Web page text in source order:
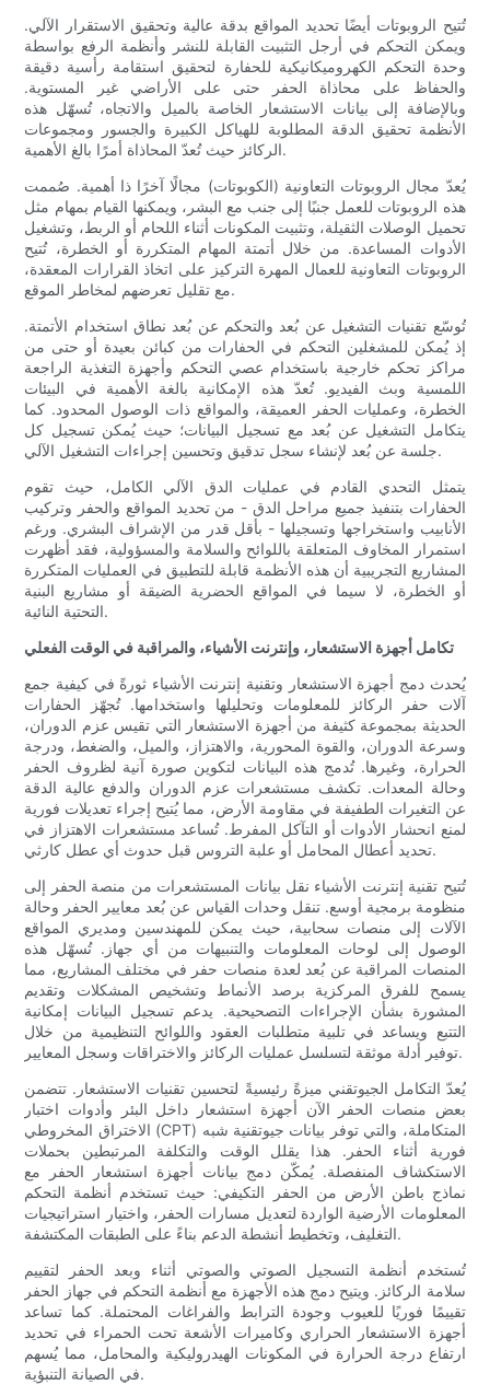
تُتيح الروبوتات أيضًا تحديد المواقع بدقة عالية وتحقيق الاستقرار الآلي.
ويمكن التحكم في أرجل التثبيت القابلة للنشر وأنظمة الرفع بواسطة
وحدة التحكم الكهروميكانيكية للحفارة لتحقيق استقامة رأسية دقيقة
والحفاظ على محاذاة الحفر حتى على الأراضي غير المستوية.
وبالإضافة إلى بيانات الاستشعار الخاصة بالميل والاتجاه، تُسهّل هذه
الأنظمة تحقيق الدقة المطلوبة للهياكل الكبيرة والجسور ومجموعات
الركائز حيث تُعدّ المحاذاة أمرًا بالغ الأهمية.
يُعدّ مجال الروبوتات التعاونية (الكوبوتات) مجالًا آخرًا ذا أهمية. صُممت
هذه الروبوتات للعمل جنبًا إلى جنب مع البشر، ويمكنها القيام بمهام مثل
تحميل الوصلات الثقيلة، وتثبيت المكونات أثناء اللحام أو الربط، وتشغيل
الأدوات المساعدة. من خلال أتمتة المهام المتكررة أو الخطرة، تُتيح
الروبوتات التعاونية للعمال المهرة التركيز على اتخاذ القرارات المعقدة،
مع تقليل تعرضهم لمخاطر الموقع.
تُوسّع تقنيات التشغيل عن بُعد والتحكم عن بُعد نطاق استخدام الأتمتة.
إذ يُمكن للمشغلين التحكم في الحفارات من كبائن بعيدة أو حتى من
مراكز تحكم خارجية باستخدام عصي التحكم وأجهزة التغذية الراجعة
اللمسية وبث الفيديو. تُعدّ هذه الإمكانية بالغة الأهمية في البيئات
الخطرة، وعمليات الحفر العميقة، والمواقع ذات الوصول المحدود. كما
يتكامل التشغيل عن بُعد مع تسجيل البيانات؛ حيث يُمكن تسجيل كل
جلسة عن بُعد لإنشاء سجل تدقيق وتحسين إجراءات التشغيل الآلي.
يتمثل التحدي القادم في عمليات الدق الآلي الكامل، حيث تقوم
الحفارات بتنفيذ جميع مراحل الدق - من تحديد المواقع والحفر وتركيب
الأنابيب واستخراجها وتسجيلها - بأقل قدر من الإشراف البشري. ورغم
استمرار المخاوف المتعلقة باللوائح والسلامة والمسؤولية، فقد أظهرت
المشاريع التجريبية أن هذه الأنظمة قابلة للتطبيق في العمليات المتكررة
أو الخطرة، لا سيما في المواقع الحضرية الضيقة أو مشاريع البنية
التحتية النائية.
تكامل أجهزة الاستشعار، وإنترنت الأشياء، والمراقبة في الوقت الفعلي
يُحدث دمج أجهزة الاستشعار وتقنية إنترنت الأشياء ثورةً في كيفية جمع
آلات حفر الركائز للمعلومات وتحليلها واستخدامها. تُجهّز الحفارات
الحديثة بمجموعة كثيفة من أجهزة الاستشعار التي تقيس عزم الدوران،
وسرعة الدوران، والقوة المحورية، والاهتزاز، والميل، والضغط، ودرجة
الحرارة، وغيرها. تُدمج هذه البيانات لتكوين صورة آنية لظروف الحفر
وحالة المعدات. تكشف مستشعرات عزم الدوران والدفع عالية الدقة
عن التغيرات الطفيفة في مقاومة الأرض، مما يُتيح إجراء تعديلات فورية
لمنع انحشار الأدوات أو التآكل المفرط. تُساعد مستشعرات الاهتزاز في
تحديد أعطال المحامل أو علبة التروس قبل حدوث أي عطل كارثي.
تُتيح تقنية إنترنت الأشياء نقل بيانات المستشعرات من منصة الحفر إلى
منظومة برمجية أوسع. تنقل وحدات القياس عن بُعد معايير الحفر وحالة
الآلات إلى منصات سحابية، حيث يمكن للمهندسين ومديري المواقع
الوصول إلى لوحات المعلومات والتنبيهات من أي جهاز. تُسهّل هذه
المنصات المراقبة عن بُعد لعدة منصات حفر في مختلف المشاريع، مما
يسمح للفرق المركزية برصد الأنماط وتشخيص المشكلات وتقديم
المشورة بشأن الإجراءات التصحيحية. يدعم تسجيل البيانات إمكانية
التتبع ويساعد في تلبية متطلبات العقود واللوائح التنظيمية من خلال
توفير أدلة موثقة لتسلسل عمليات الركائز والاختراقات وسجل المعايير.
يُعدّ التكامل الجيوتقني ميزةً رئيسيةً لتحسين تقنيات الاستشعار. تتضمن
بعض منصات الحفر الآن أجهزة استشعار داخل البئر وأدوات اختبار
الاختراق المخروطي (CPT) المتكاملة، والتي توفر بيانات جيوتقنية شبه
فورية أثناء الحفر. هذا يقلل الوقت والتكلفة المرتبطين بحملات
الاستكشاف المنفصلة. يُمكّن دمج بيانات أجهزة استشعار الحفر مع
نماذج باطن الأرض من الحفر التكيفي: حيث تستخدم أنظمة التحكم
المعلومات الأرضية الواردة لتعديل مسارات الحفر، واختيار استراتيجيات
التغليف، وتخطيط أنشطة الدعم بناءً على الطبقات المكتشفة.
تُستخدم أنظمة التسجيل الصوتي والصوتي أثناء وبعد الحفر لتقييم
سلامة الركائز. ويتيح دمج هذه الأجهزة مع أنظمة التحكم في جهاز الحفر
تقييمًا فوريًا للعيوب وجودة الترابط والفراغات المحتملة. كما تساعد
أجهزة الاستشعار الحراري وكاميرات الأشعة تحت الحمراء في تحديد
ارتفاع درجة الحرارة في المكونات الهيدروليكية والمحامل، مما يُسهم
في الصيانة التنبؤية.